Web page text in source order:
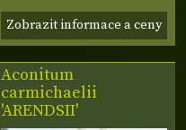
Zobrazit informace a ceny
Aconitum
carmichaelii
'ARENDSII'